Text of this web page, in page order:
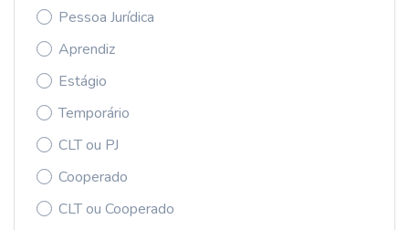
Pessoa Jurídica
Aprendiz
Estágio
Temporário
CLT ou PJ
Cooperado
CLT ou Cooperado